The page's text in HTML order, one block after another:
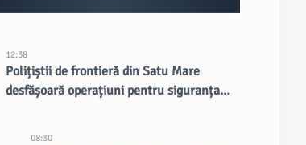
12:38
Polițiștii de frontieră din Satu Mare
desfășoară operațiuni pentru siguranța
08:30